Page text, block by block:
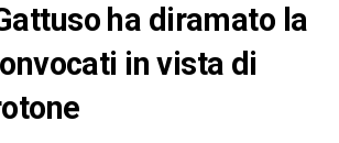
ha diramato la
in vista di